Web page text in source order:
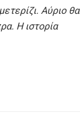
Αύριο θα
Η ιστορία